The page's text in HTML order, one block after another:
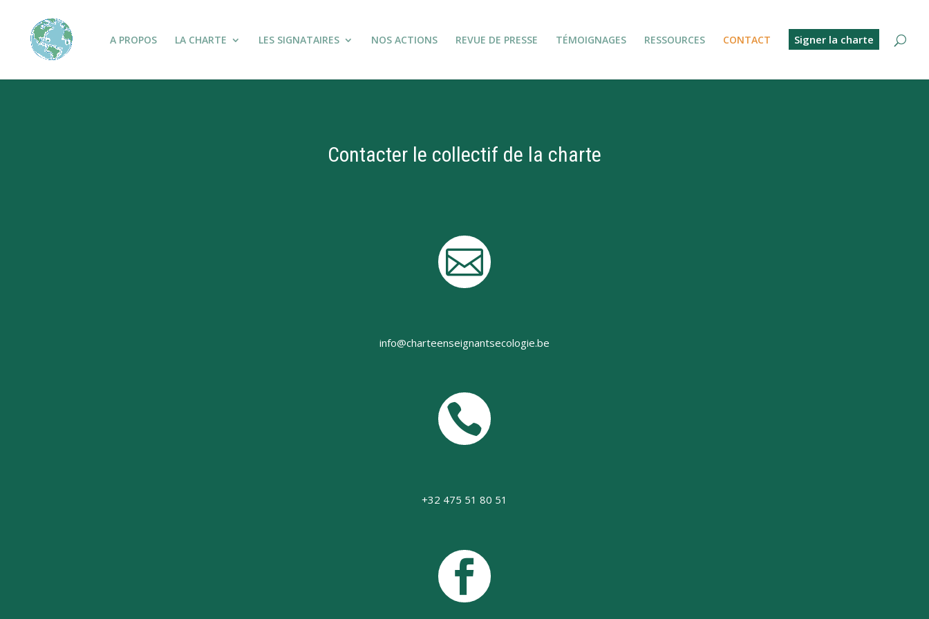
A PROPOS LA CHARTE LES SIGNATAIRES NOS ACTIONS REVUE DE PRESSE TÉMOIGNAGES RESSOURCES CONTACT Signer la charte
Contacter le collectif de la charte

info@charteenseignantsecologie.be

+32 475 51 80 51
